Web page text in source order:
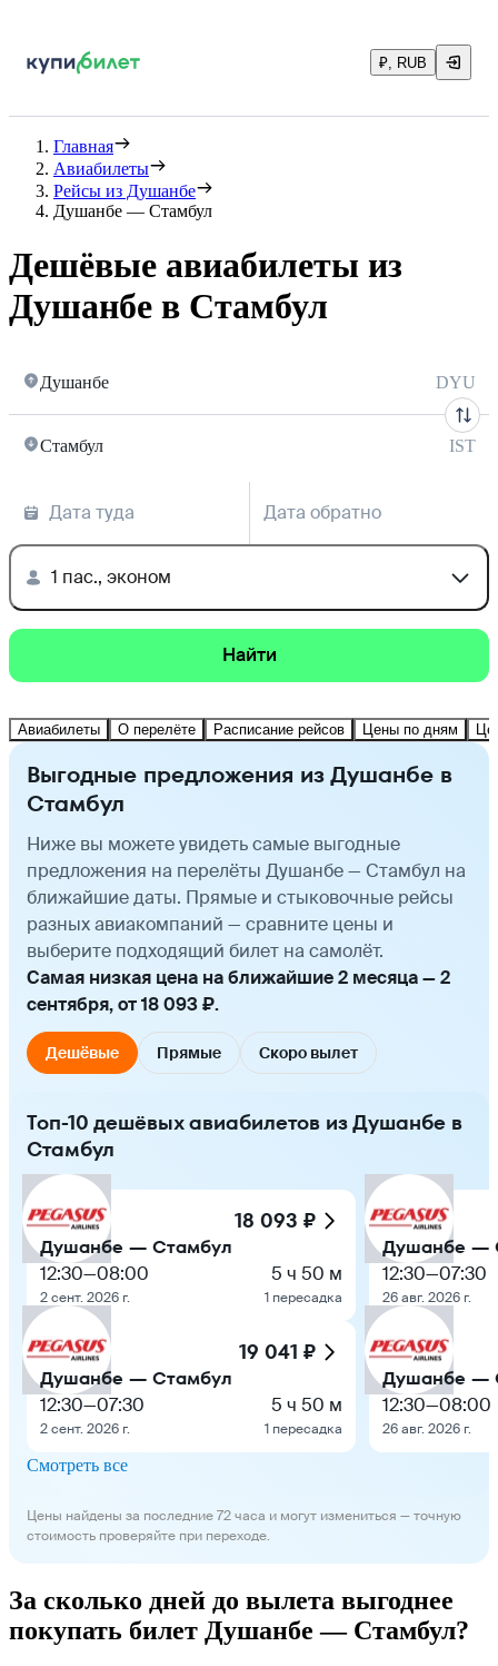
₽, RUB
Главная
Авиабилеты
Рейсы из Душанбе
Душанбе — Стамбул
Дешёвые авиабилеты из
Душанбе в Стамбул
Душанбе DYU
Стамбул IST
Дата туда Дата обратно
1 пас., эконом
Найти
Авиабилеты О перелёте Расписание рейсов Цены по дням
Выгодные предложения из Душанбе в
Стамбул
Ниже вы можете увидеть самые выгодные
предложения на перелёты Душанбе — Стамбул на
ближайшие даты. Прямые и стыковочные рейсы
разных авиакомпаний — сравните цены и
выберите подходящий билет на самолёт.
Самая низкая цена на ближайшие 2 месяца — 2
сентября, от 18 093 ₽.
Дешёвые Прямые Скоро вылет
Топ-10 дешёвых авиабилетов из Душанбе в
Стамбул
18 093 ₽
Душанбе — Стамбул
12:30—08:00
2 сент. 2026 г.
5 ч 50 м
1 пересадка
19 041 ₽
Душанбе — Стамбул
12:30—07:30
2 сент. 2026 г.
5 ч 50 м
1 пересадка
Душанбе —
12:30—07:30
26 авг. 2026 г.
Душанбе —
12:30—08:00
26 авг. 2026 г.
Смотреть все
Цены найдены за последние 72 часа и могут измениться — точную
стоимость проверяйте при переходе.
За сколько дней до вылета выгоднее
покупать билет Душанбе — Стамбул?